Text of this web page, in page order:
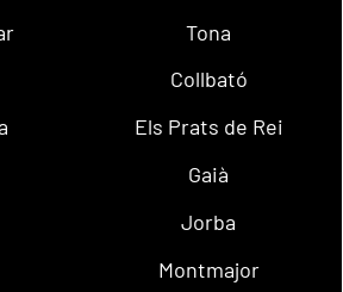
Tona
Collbató
Els Prats de Rei
Gaià
Jorba
Montmajor